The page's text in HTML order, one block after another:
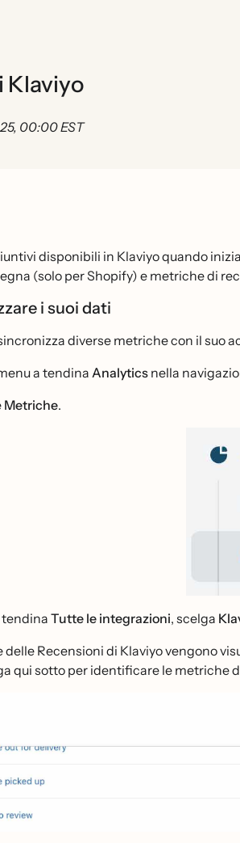
Klaviyo
00:00 EST
disponibili in Klaviyo quando
(solo per Shopify) e metriche di
i suoi dati
diverse metriche con il suo
a tendinaAnalytics nella
Metriche.
tendinaTutte le integrazioni, scelga
delle Recensioni di Klaviyo vengono
qui sotto per identificare le metriche